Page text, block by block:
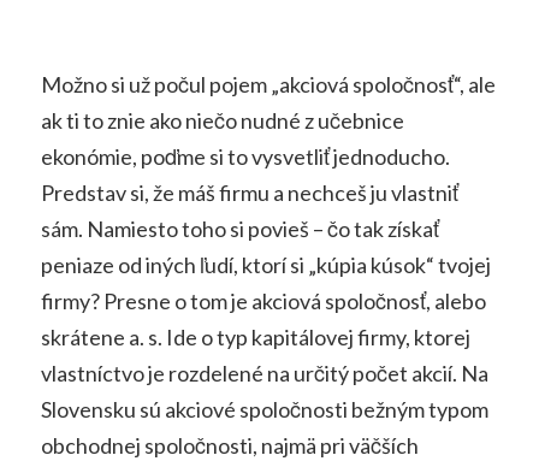
Možno si už počul pojem „akciová spoločnosť“, ale
ak ti to znie ako niečo nudné z učebnice
ekonómie, poďme si to vysvetliť jednoducho.
Predstav si, že máš firmu a nechceš ju vlastniť
sám. Namiesto toho si povieš – čo tak získať
peniaze od iných ľudí, ktorí si „kúpia kúsok“ tvojej
firmy? Presne o tom je akciová spoločnosť, alebo
skrátene a. s. Ide o typ kapitálovej firmy, ktorej
vlastníctvo je rozdelené na určitý počet akcií. Na
Slovensku sú akciové spoločnosti bežným typom
obchodnej spoločnosti, najmä pri väčších